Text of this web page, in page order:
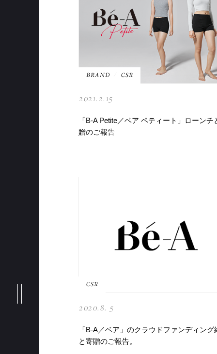
PHILOSOPHY
BRAND CSR
2021.2.15
「B-A Petite／ベア ペティート」ローンチ
贈のご報告
CSR
2020.8. 5
「B-A／ベア」のクラウドファンディング
と寄贈のご報告。